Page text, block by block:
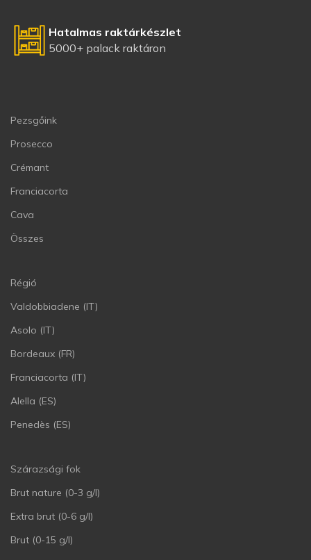
Hatalmas raktárkészlet
5000+ palack raktáron
Pezsgőink
Prosecco
Crémant
Franciacorta
Cava
Összes
Régió
Valdobbiadene (IT)
Asolo (IT)
Bordeaux (FR)
Franciacorta (IT)
Alella (ES)
Penedès (ES)
Szárazsági fok
Brut nature (0-3 g/l)
Extra brut (0-6 g/l)
Brut (0-15 g/l)